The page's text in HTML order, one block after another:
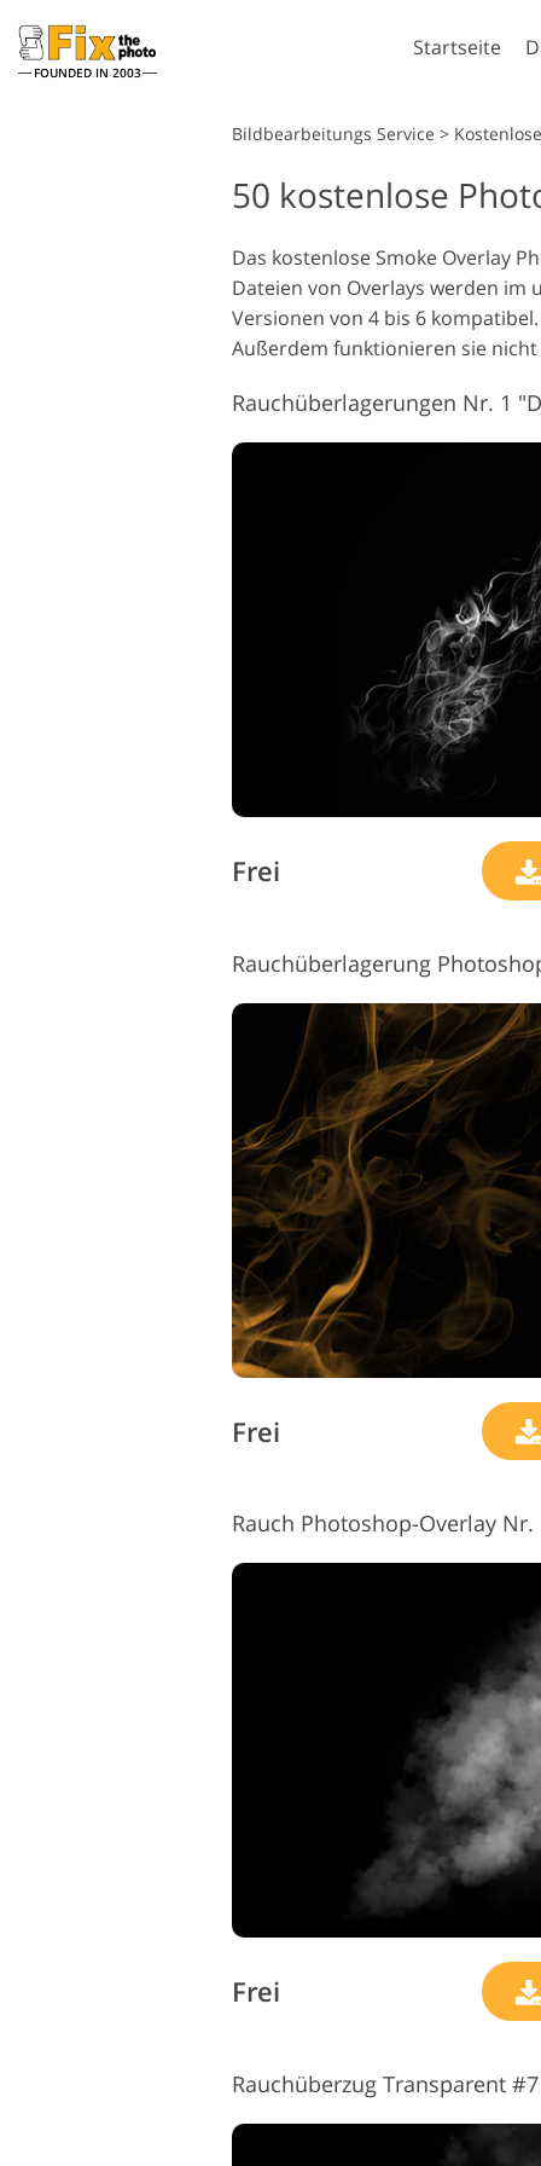
FOUNDED IN 2003
Startseite
Hochzeitsfotobearbeitung
Produkt-Fotobearbeitung
Lightroom
Lightroom Presets
Sammlungen
Günstige Presets
Mobile Kollektion
Bildbearbeitungs Service >
50 kostenlose
Das kostenlose Smoke Overlay
Dateien von Overlays werden im
Versionen von 4 bis 6
Außerdem funktionieren sie
Rauchüberlagerungen Nr. 1
Frei
Rauchüberlagerung
Frei
Rauch Photoshop-Overlay
Frei
Rauchüberzug Transparent